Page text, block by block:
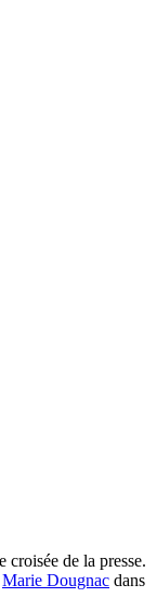
croisée de la presse.
Marie Dougnac dans